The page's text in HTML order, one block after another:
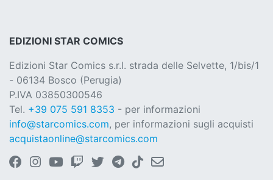
EDIZIONI STAR COMICS
Edizioni Star Comics s.r.l. strada delle Selvette, 1/bis/1
- 06134 Bosco (Perugia)
P.IVA 03850300546
Tel. +39 075 591 8353 - per informazioni
info@starcomics.com, per informazioni sugli acquisti
acquistaonline@starcomics.com